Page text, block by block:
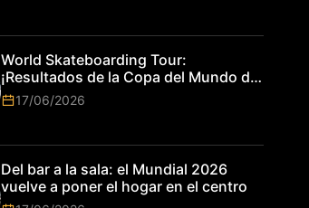
World Skateboarding Tour:
¡Resultados de la Copa del Mundo de
Park de Roma 2026!
17/06/2026
Del bar a la sala: el Mundial 2026
vuelve a poner el hogar en el centro